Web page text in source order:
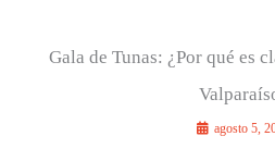
Gala de Tunas: ¿Por qué es
agosto 5,